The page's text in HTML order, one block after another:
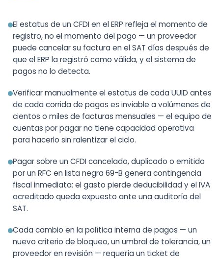
El estatus de un CFDI en el ERP refleja el momento de
registro, no el momento del pago — un proveedor
puede cancelar su factura en el SAT días después de
que el ERP la registró como válida, y el sistema de
pagos no lo detecta.
Verificar manualmente el estatus de cada UUID antes
de cada corrida de pagos es inviable a volúmenes de
cientos o miles de facturas mensuales — el equipo de
cuentas por pagar no tiene capacidad operativa
para hacerlo sin ralentizar el ciclo.
Pagar sobre un CFDI cancelado, duplicado o emitido
por un RFC en lista negra 69-B genera contingencia
fiscal inmediata: el gasto pierde deducibilidad y el IVA
acreditado queda expuesto ante una auditoría del
SAT.
Cada cambio en la política interna de pagos — un
nuevo criterio de bloqueo, un umbral de tolerancia, un
proveedor en revisión — requería un ticket de